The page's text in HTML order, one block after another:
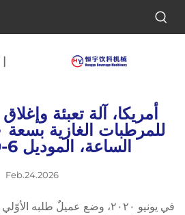
|
أمريكا، آلة تعبئة
الساعة، الموديل YDGF30-6
Feb.24.2026
في يونيو ٢٠٢٠، وضع عميلٌ طلبه